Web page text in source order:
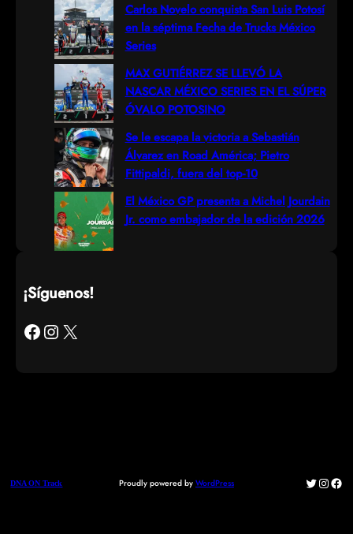
Carlos Novelo conquista San Luis Potosí
en la séptima Fecha de Trucks México
Series
MAX GUTIÉRREZ SE LLEVÓ LA
NASCAR MÉXICO SERIES EN EL SÚPER
ÓVALO POTOSINO
Se le escapa la victoria a Sebastián
Álvarez en Road América; Pietro
Fittipaldi, fuera del top-10
El México GP presenta a Michel Jourdain
Jr. como embajador de la edición 2026
¡Síguenos!
Facebook Instagram X
DNA ON Track Proudly powered by WordPress Twitter